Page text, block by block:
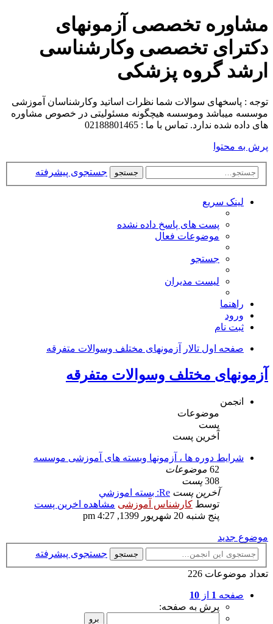
مشاوره تخصصی آزمونهای
دکترای تخصصی وکارشناسی
ارشد گروه پزشکی
توجه : پاسخهای سوالات شما نظرات اساتید وکارشناسان آموزشی
موسسه میباشد وموسسه هیچگونه مسئولیتی در خصوص مشاوره
های داده شده ندارد. تماس با ما : 02188801465
پرش به محتوا
جستجو جستجوی پیشرفته
لینک سریع
پست های پاسخ داده نشده
موضوعات فعال
جستجو
لیست مدیران
راهنما
ورود
ثبت نام
صفحه اول تالار آزمونهای مختلف وسوالات متفرقه
آزمونهای مختلف وسوالات متفرقه
انجمن
موضوعات
پست
آخرین پست
شرایط دوره ها ، آزمونها وبسته های آموزشی موسسه
62 موضوعات
308 پست
آخرین پست Re: بسته اموزشي
توسط کارشناس آموزشی مشاهده اخرین پست
پنج شنبه 20 شهریور 1399, 4:27 pm
موضوع جدید
جستجو
جستجوی پیشرفته
تعداد موضوعات 226
صفحه 1 از 10
پرش به صفحه: